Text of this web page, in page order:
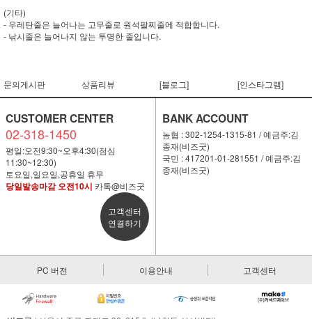
(기타)
- 우레탄줄은 늘어나는 고무줄로 원석팔찌줄에 적합합니다.
- 낚시줄은 늘어나지 않는 투명한 줄입니다.
문의게시판 상품리뷰 [블로그] [인스타그램]
CUSTOMER CENTER
02-318-1450
평일:오전9:30~오후4:30(점심
11:30~12:30)
토요일,일요일,공휴일 휴무
당일발송마감 오전10시 카톡@비즈굿
고객센터
연결하기
BANK ACCOUNT
농협 : 302-1254-1315-81 / 예금주:김
종재(비즈굿)
국민 : 417201-01-281551 / 예금주:김
종재(비즈굿)
PC 버전 이용안내 고객센터